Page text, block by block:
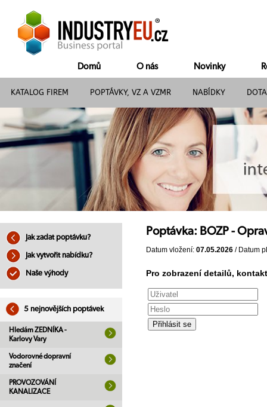
Domů O nás Novinky
KATALOG FIREM POPTÁVKY, VZ A VZMR NABÍDKY
Jak zadat poptávku?
Jak vytvořit nabídku?
Naše výhody
5 nejnovějších poptávek
Hledám ZEDNÍKA -
Karlovy Vary
Vodorovné dopravní
značení
PROVOZOVÁNÍ
KANALIZACE
Poptávka: BOZP -
Datum vložení: 07.05.2026 / Datum
Pro zobrazení detailů,